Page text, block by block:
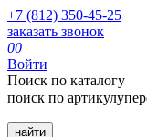
+7 (812) 350-45-25
заказать звонок
00
Войти
Поиск по каталогу
поиск по артикулу